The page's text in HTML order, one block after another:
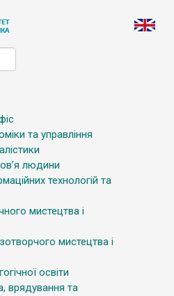
та управління
людини
технологій та
мистецтва і
мистецтва і
освіти
врядування та